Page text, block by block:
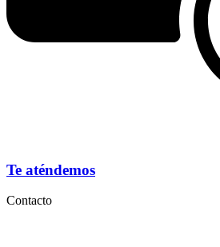
Te aténdemos
Contacto